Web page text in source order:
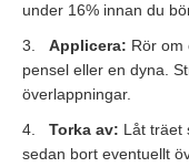
under 16% innan du
3. Applicera: Rör om
pensel eller en dyna.
överlappningar.
4. Torka av: Låt träet
sedan bort eventuellt